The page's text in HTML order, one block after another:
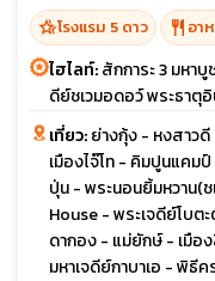
hotel_classโรงแรม 5 ดาว restaurant อา
ไฮไลท์:สักการะ 3 มหาบู
ดีย์ชเวมอดอว์ พระธาตุ
เที่ยว:ย่างกุ้ง - หงสาวดี
เมืองไจ๊โท - คิมปูนแคม
ปุ่น - พระนอนยิ้มหวาน(ช
House - พระเจดีย์โบต
ดากอง - แม่ยักษ์ - เมือ
มหาเจดีย์กาบาเอ - พิธี